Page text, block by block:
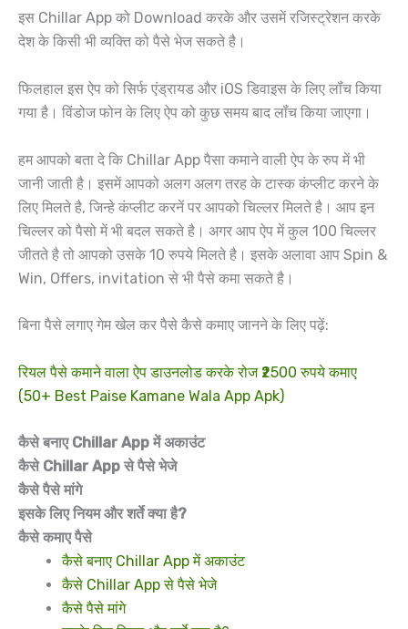
इस Chillar App को Download करके और उसमें रजिस्ट्रेशन करके
देश के किसी भी व्यक्ति को पैसे भेज सकते है।
फिलहाल इस ऐप को सिर्फ एंड्रायड और iOS डिवाइस के लिए लॉंच किया
गया है। विंडोज फोन के लिए ऐप को कुछ समय बाद लॉंच किया जाएगा।
हम आपको बता दे कि Chillar App पैसा कमाने वाली ऐप के रुप में भी
जानी जाती है। इसमें आपको अलग अलग तरह के टास्क कंप्लीट करने के
लिए मिलते है, जिन्हे कंप्लीट करनें पर आपको चिल्लर मिलते है। आप इन
चिल्लर को पैसो में भी बदल सकते है। अगर आप ऐप में कुल 100 चिल्लर
जीतते है तो आपको उसके 10 रुपये मिलते है। इसके अलावा आप Spin &
Win, Offers, invitation से भी पैसे कमा सकते है।
बिना पैसे लगाए गेम खेल कर पैसे कैसे कमाए जानने के लिए पढ़ें:
रियल पैसे कमाने वाला ऐप डाउनलोड करके रोज ₹2500 रुपये कमाए
(50+ Best Paise Kamane Wala App Apk)
कैसे बनाए Chillar App में अकाउंट
कैसे Chillar App से पैसे भेजे
कैसे पैसे मांगे
इसके लिए नियम और शर्ते क्या है?
कैसे कमाए पैसे
कैसे बनाए Chillar App में अकाउंट
कैसे Chillar App से पैसे भेजे
कैसे पैसे मांगे